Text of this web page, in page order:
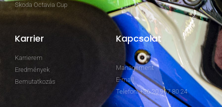
Skoda Octavia Cup
Karrier
Karrierem
Eredmények
Bemutatkozás
Kapcsolat
Management
E-mail
Telefon: +36 20 967 80 24